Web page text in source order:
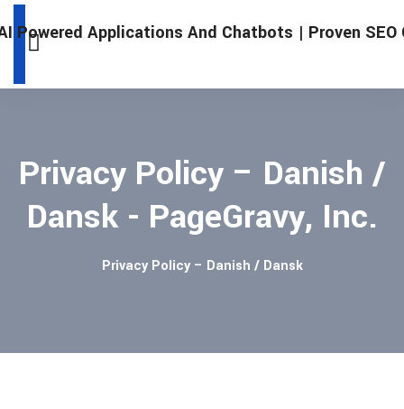
Privacy Policy – Danish /
Dansk - PageGravy, Inc.
Privacy Policy – Danish / Dansk